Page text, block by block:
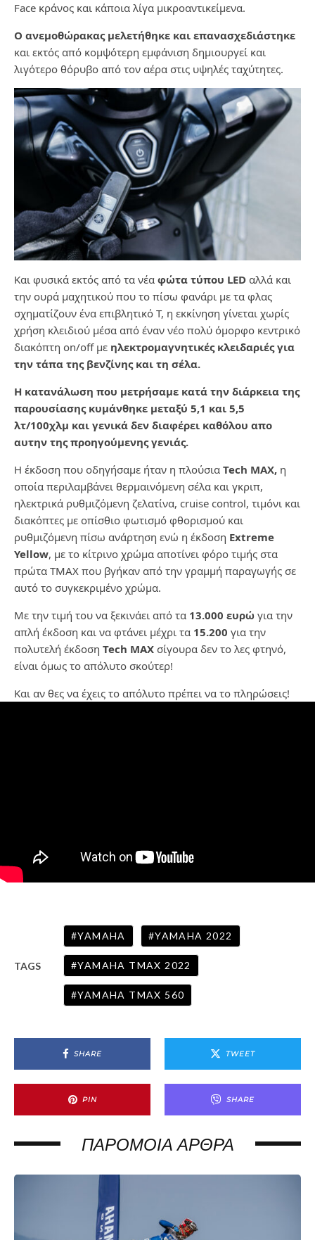
Face κράνος και κάποια λίγα μικροαντικείμενα.
Ο ανεμοθώρακας μελετήθηκε και επανασχεδιάστηκε
και εκτός από κομψότερη εμφάνιση δημιουργεί και
λιγότερο θόρυβο από τον αέρα στις υψηλές ταχύτητες.
Και φυσικά εκτός από τα νέα φώτα τύπου LED αλλά και
την ουρά μαχητικού που το πίσω φανάρι με τα φλας
σχηματίζουν ένα επιβλητικό Τ, η εκκίνηση γίνεται χωρίς
χρήση κλειδιού μέσα από έναν νέο πολύ όμορφο κεντρικό
διακόπτη on/off με ηλεκτρομαγνητικές κλειδαριές για
την τάπα της βενζίνης και τη σέλα.
Η κατανάλωση που μετρήσαμε κατά την διάρκεια της
παρουσίασης κυμάνθηκε μεταξύ 5,1 και 5,5
λτ/100χλμ και γενικά δεν διαφέρει καθόλου απο
αυτην της προηγούμενης γενιάς.
Η έκδοση που οδηγήσαμε ήταν η πλούσια Tech MAX, η
οποία περιλαμβάνει θερμαινόμενη σέλα και γκριπ,
ηλεκτρικά ρυθμιζόμενη ζελατίνα, cruise control, τιμόνι και
διακόπτες με οπίσθιο φωτισμό φθορισμού και
ρυθμιζόμενη πίσω ανάρτηση ενώ η έκδοση Extreme
Yellow, με το κίτρινο χρώμα αποτίνει φόρο τιμής στα
πρώτα TMAX που βγήκαν από την γραμμή παραγωγής σε
αυτό το συγκεκριμένο χρώμα.
Με την τιμή του να ξεκινάει από τα 13.000 ευρώ για την
απλή έκδοση και να φτάνει μέχρι τα 15.200 για την
πολυτελή έκδοση Tech MAX σίγουρα δεν το λες φτηνό,
είναι όμως το απόλυτο σκούτερ!
Και αν θες να έχεις το απόλυτο πρέπει να το πληρώσεις!
TAGS
YAMAHA YAMAHA 2022
YAMAHA TMAX 2022
YAMAHA TMAX 560
SHARE TWEET
PIN SHARE
ΠΑΡΌΜΟΙΑ ΆΡΘΡΑ